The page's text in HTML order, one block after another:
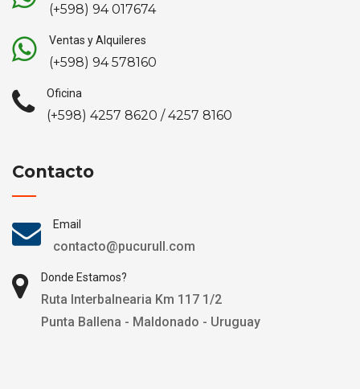
(+598) 94 017674
Ventas y Alquileres
(+598) 94 578160
Oficina
(+598) 4257 8620 / 4257 8160
Contacto
Email
contacto@pucurull.com
Donde Estamos?
Ruta Interbalnearia Km 117 1/2
Punta Ballena - Maldonado - Uruguay